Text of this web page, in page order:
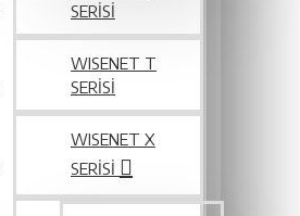
SERİSİ
WISENET T
SERİSİ
WISENET X
SERİSİ